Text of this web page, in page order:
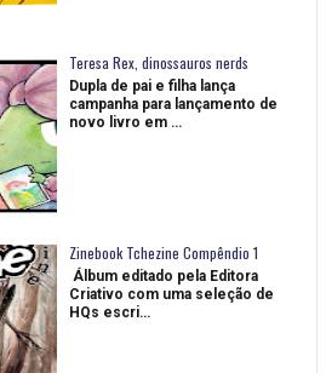
Teresa Rex, dinossauros nerds
Dupla de pai e filha lança
campanha para lançamento de
novo livro em …
Zinebook Tchezine Compêndio 1
Álbum editado pela Editora
Criativo com uma seleção de
HQs escri…